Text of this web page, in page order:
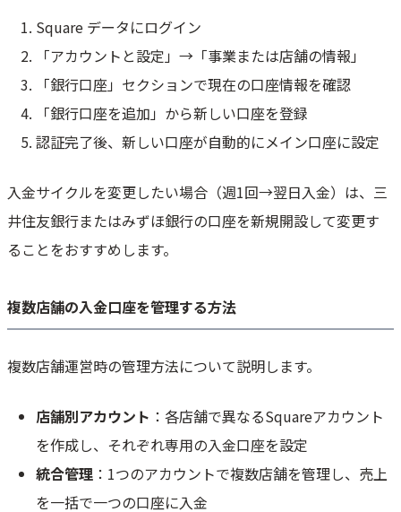
Square データにログイン
「アカウントと設定」→「事業または店舗の情報」
「銀行口座」セクションで現在の口座情報を確認
「銀行口座を追加」から新しい口座を登録
認証完了後、新しい口座が自動的にメイン口座に設定
入金サイクルを変更したい場合（週1回→翌日入金）は、三
井住友銀行またはみずほ銀行の口座を新規開設して変更す
ることをおすすめします。
複数店舗の入金口座を管理する方法
複数店舗運営時の管理方法について説明します。
店舗別アカウント ：各店舗で異なるSquareアカウント
を作成し、それぞれ専用の入金口座を設定
統合管理 ：1つのアカウントで複数店舗を管理し、売上
を一括で一つの口座に入金